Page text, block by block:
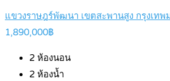
แขวงราษฎร์พัฒนา เขตสะพานสูง กรุงเทพ
1,890,000฿
2 ห้องนอน
2 ห้องน้ำ